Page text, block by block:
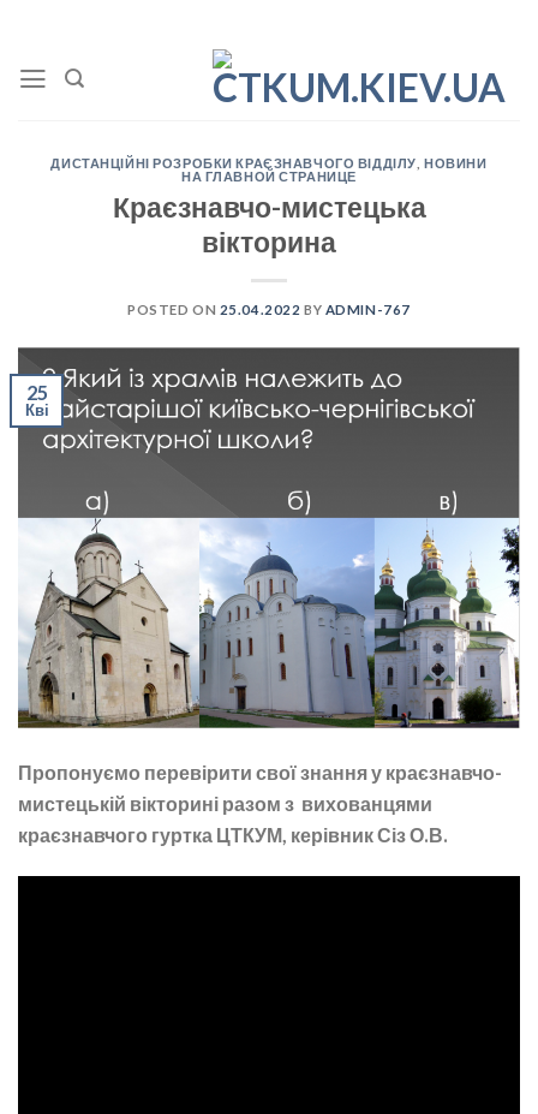
content
ДИСТАНЦІЙНІ РОЗРОБКИ КРАЄЗНАВЧОГО ВІДДІЛУ ,НОВИНИ
НА ГЛАВНОЙ СТРАНИЦЕ
Краєзнавчо-мистецька
вікторина
POSTED ON 25.04.2022 BY ADMIN-767
25
Кві
Пропонуємо перевірити свої знання у краєзнавчо-
мистецькій вікторині разом з вихованцями
краєзнавчого гуртка ЦТКУМ, керівник Сіз О.В.